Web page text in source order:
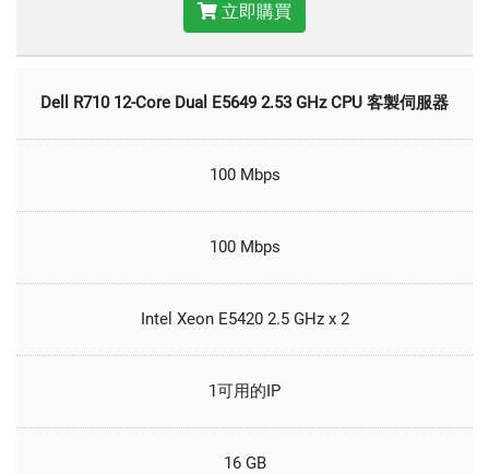
立即購買
Dell R710 12-Core Dual E5649 2.53 GHz CPU 客製伺服器
100 Mbps
100 Mbps
Intel Xeon E5420 2.5 GHz x 2
1可用的IP
16 GB